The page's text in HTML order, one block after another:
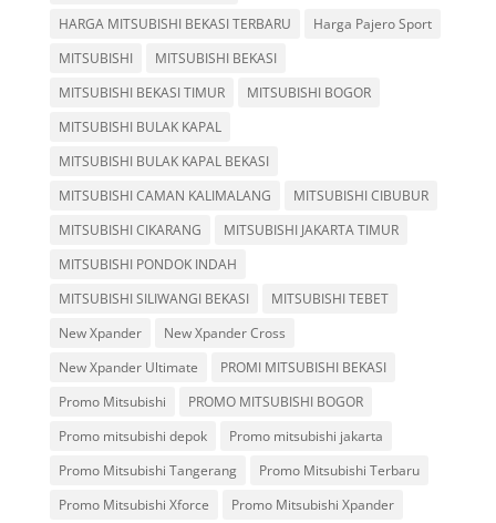
HARGA MITSUBISHI BEKASI TERBARU
Harga Pajero Sport
MITSUBISHI
MITSUBISHI BEKASI
MITSUBISHI BEKASI TIMUR
MITSUBISHI BOGOR
MITSUBISHI BULAK KAPAL
MITSUBISHI BULAK KAPAL BEKASI
MITSUBISHI CAMAN KALIMALANG
MITSUBISHI CIBUBUR
MITSUBISHI CIKARANG
MITSUBISHI JAKARTA TIMUR
MITSUBISHI PONDOK INDAH
MITSUBISHI SILIWANGI BEKASI
MITSUBISHI TEBET
New Xpander
New Xpander Cross
New Xpander Ultimate
PROMI MITSUBISHI BEKASI
Promo Mitsubishi
PROMO MITSUBISHI BOGOR
Promo mitsubishi depok
Promo mitsubishi jakarta
Promo Mitsubishi Tangerang
Promo Mitsubishi Terbaru
Promo Mitsubishi Xforce
Promo Mitsubishi Xpander